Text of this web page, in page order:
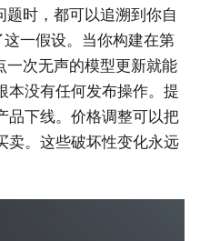
时，都可以追溯到你自
这一假设。当你构建在第
一次无声的模型更新就能
本没有任何发布操作。提
品下线。价格调整可以把
卖。这些破坏性变化永远